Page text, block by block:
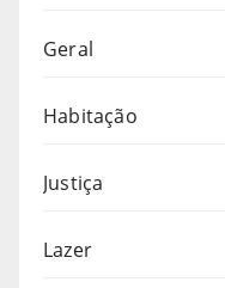
Geral
Habitação
Justiça
Lazer